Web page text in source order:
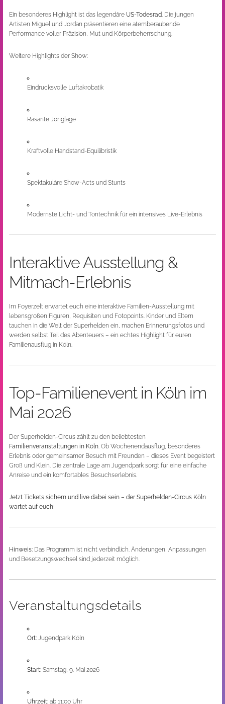
Ein besonderes Highlight ist das legendäre US-Todesrad . Die jungen
Artisten Miguel und Jordan präsentieren eine atemberaubende
Performance voller Präzision, Mut und Körperbeherrschung.
Weitere Highlights der Show:
Eindrucksvolle Luftakrobatik
Rasante Jonglage
Kraftvolle Handstand-Equilibristik
Spektakuläre Show-Acts und Stunts
Modernste Licht- und Tontechnik für ein intensives Live-Erlebnis
Interaktive Ausstellung &
Mitmach-Erlebnis
Im Foyerzelt erwartet euch eine interaktive Familien-Ausstellung mit
lebensgroßen Figuren, Requisiten und Fotopoints. Kinder und Eltern
tauchen in die Welt der Superhelden ein, machen Erinnerungsfotos und
werden selbst Teil des Abenteuers – ein echtes Highlight für euren
Familienausflug in Köln.
Top-Familienevent in Köln im
Mai 2026
Der Superhelden-Circus zählt zu den beliebtesten
Familienveranstaltungen in Köln . Ob Wochenendausflug, besonderes
Erlebnis oder gemeinsamer Besuch mit Freunden – dieses Event begeistert
Groß und Klein. Die zentrale Lage am Jugendpark sorgt für eine einfache
Anreise und ein komfortables Besuchserlebnis.
Jetzt Tickets sichern und live dabei sein – der Superhelden-Circus Köln
wartet auf euch!
Hinweis: Das Programm ist nicht verbindlich. Änderungen, Anpassungen
und Besetzungswechsel sind jederzeit möglich.
Veranstaltungsdetails
Ort:Jugendpark Köln
Start:Samstag, 9. Mai 2026
Uhrzeit:ab 11:00 Uhr